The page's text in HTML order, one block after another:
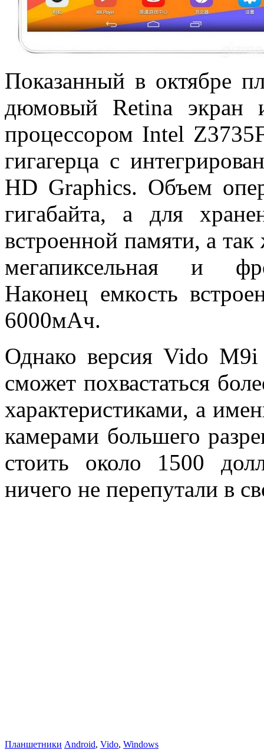
Показанный в октябре
дюмовый Retina экран
процессором Intel
гигагерца с
HD Graphics. Объем
гигабайта, а для
встроенной памяти, а
мегапиксельная и
Наконец емкость
6000мАч.
Однако версия Vido M9i
сможет похвастаться
характеристиками, а
камерами большего
стоить около 1500
ничего не перепутали в
Планшетники Android, Vido, Windows